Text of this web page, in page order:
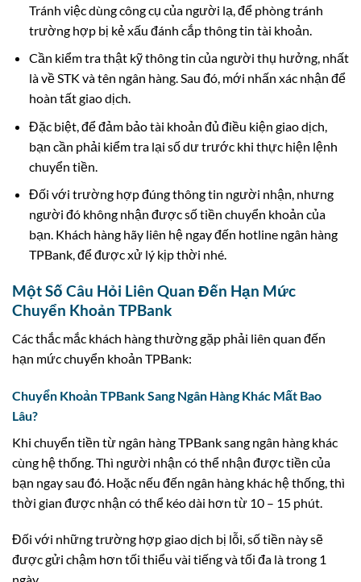
Tránh việc dùng công cụ của người lạ, để phòng tránh
trường hợp bị kẻ xấu đánh cắp thông tin tài khoản.
Cần kiểm tra thật kỹ thông tin của người thụ hưởng, nhất
là về STK và tên ngân hàng. Sau đó, mới nhấn xác nhận để
hoàn tất giao dịch.
Đặc biệt, để đảm bảo tài khoản đủ điều kiện giao dịch,
bạn cần phải kiểm tra lại số dư trước khi thực hiện lệnh
chuyển tiền.
Đối với trường hợp đúng thông tin người nhận, nhưng
người đó không nhận được số tiền chuyển khoản của
bạn. Khách hàng hãy liên hệ ngay đến hotline ngân hàng
TPBank, để được xử lý kịp thời nhé.
Một Số Câu Hỏi Liên Quan Đến Hạn Mức
Chuyển Khoản TPBank
Các thắc mắc khách hàng thường gặp phải liên quan đến
hạn mức chuyển khoản TPBank:
Chuyển Khoản TPBank Sang Ngân Hàng Khác Mất Bao
Lâu?
Khi chuyển tiền từ ngân hàng TPBank sang ngân hàng khác
cùng hệ thống. Thì người nhận có thể nhận được tiền của
bạn ngay sau đó. Hoặc nếu đến ngân hàng khác hệ thống, thì
thời gian được nhận có thể kéo dài hơn từ 10 – 15 phút.
Đối với những trường hợp giao dịch bị lỗi, số tiền này sẽ
được gửi chậm hơn tối thiểu vài tiếng và tối đa là trong 1